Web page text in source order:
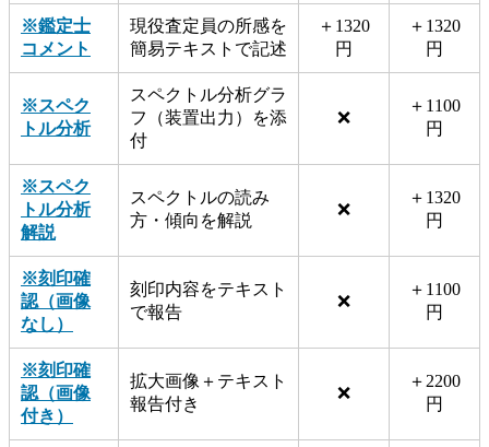
※鑑定士
コメント
現役査定員の所感を
簡易テキストで記述
＋1320
円
＋1320
円
※スペク
トル分析
スペクトル分析グラ
フ（装置出力）を添
付
❌
＋1100
円
※スペク
トル分析
解説
スペクトルの読み
方・傾向を解説
❌
＋1320
円
※刻印確
認（画像
なし）
刻印内容をテキスト
で報告
❌
＋1100
円
※刻印確
認（画像
付き）
拡大画像＋テキスト
報告付き
❌
＋2200
円